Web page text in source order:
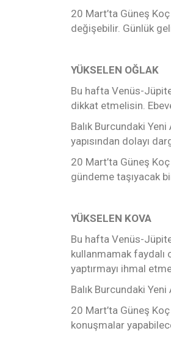
20 Mart’ta Güneş
değişebilir. Günlük
YÜKSELEN OĞLAK
Bu hafta Venüs-
dikkat etmelisin.
Balık Burcundaki
yapısından dolayı
20 Mart’ta Güneş
gündeme taşıyacak
YÜKSELEN KOVA
Bu hafta Venüs-
kullanmamak faydalı
yaptırmayı ihmal
Balık Burcundaki
20 Mart’ta Güneş
konuşmalar